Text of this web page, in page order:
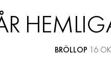
BRÖLLOP 16